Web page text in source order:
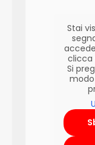
Stai
clicca
Si